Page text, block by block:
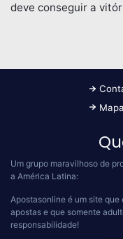
deve conseguir a
Um grupo maravilhoso de
a América Latina:
Apostasonline é um site
apostas e que somente
responsabilidade!